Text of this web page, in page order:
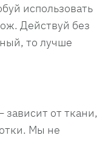
использовать
Действуй без
то лучше
от ткани,
Мы не